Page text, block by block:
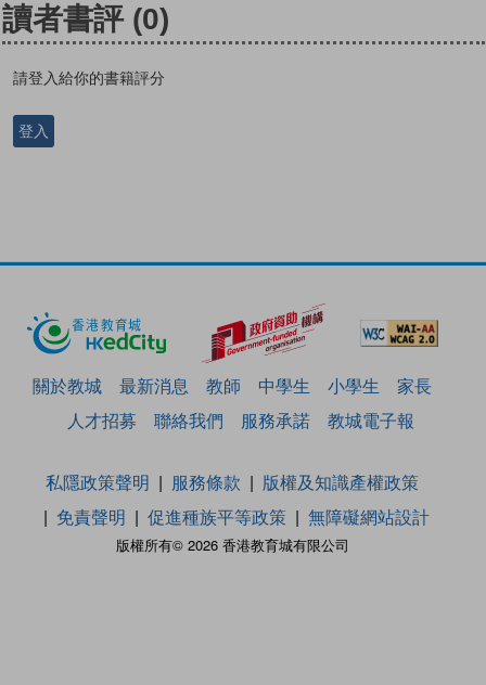
讀者書評 (0)
請登入給你的書籍評分
登入
關於教城 最新消息 教師 中學生 小學生
家長
人才招募
聯絡我們 服務承諾 教城電子報
版權所有© 2026 香港教育城有限公司
私隱政策聲明 服務條款
版權及知識產權政策
免責聲明
促進種族平等政策 無障礙網站設計